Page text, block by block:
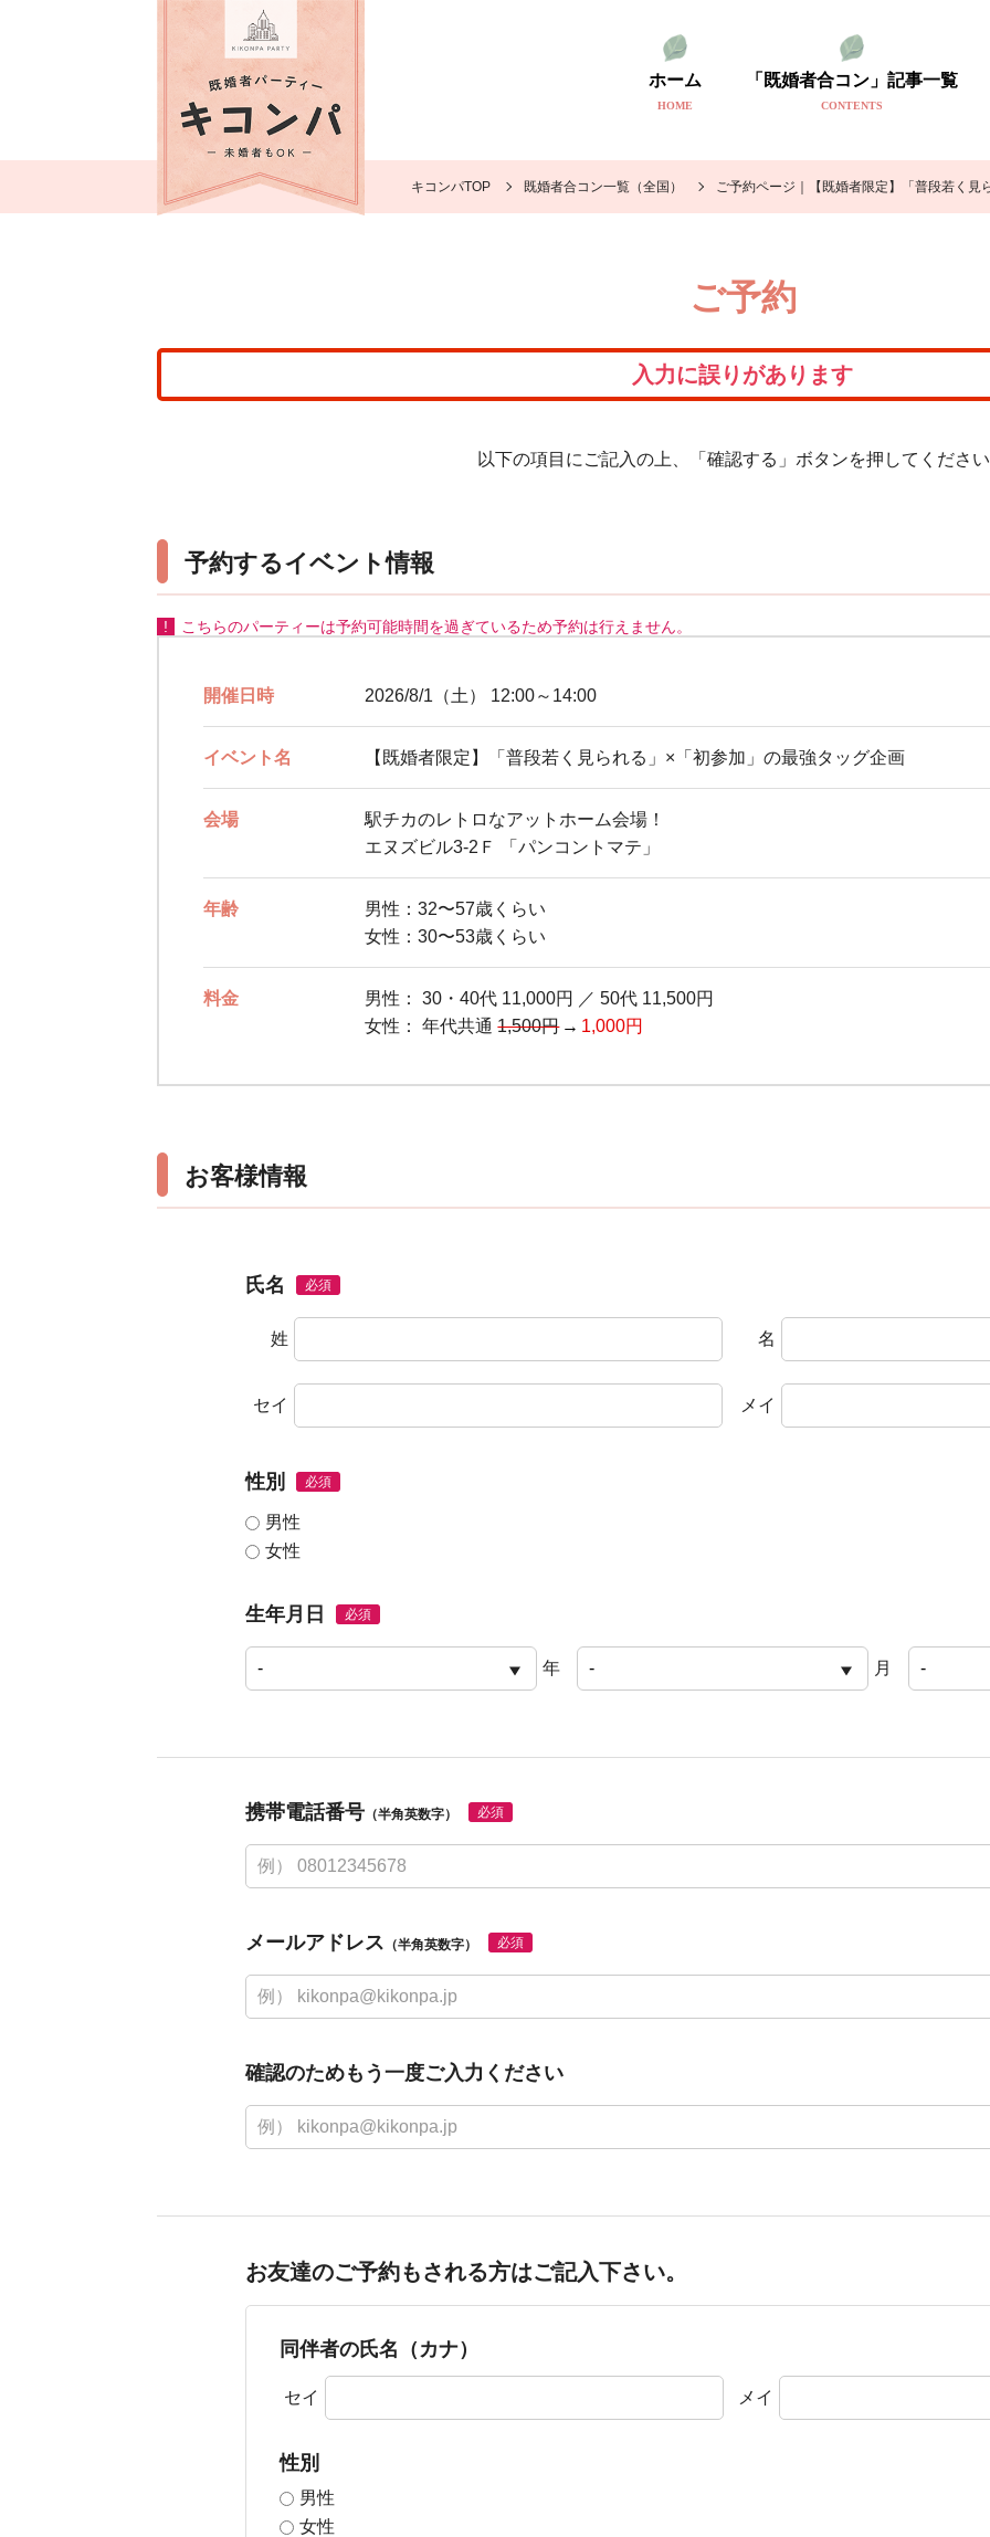
ホーム
HOME
「既婚者合コン」記事一覧
CONTENTS
キコンパTOP 既婚者合コン一覧（全国） ご予約ページ｜【既婚者限定】「普段若く
ご予約
入力に誤りがあります
以下の項目にご記入の上、「確認する」ボタンを押してくださ
予約するイベント情報
こちらのパーティーは予約可能時間を過ぎているため予約は行えません。
開催日時 2026/8/1（土） 12:00～14:00
イベント名 【既婚者限定】「普段若く見られる」×「初参加」の最強タッグ企画
会場
駅チカのレトロなアットホーム会場！
エヌズビル3-2Ｆ 「パンコントマテ」
年齢
男性：32〜57歳くらい
女性：30〜53歳くらい
料金 男性： 30・40代 11,000円 ／ 50代 11,500円
女性：
年代共通1,500円 1,000円
お客様情報
氏名 必須
姓 名
セイ メイ
性別 必須
男性
女性
生年月日 必須
年 月
携帯電話番号 （半角英数字） 必須
メールアドレス （半角英数字） 必須
確認のためもう一度ご入力ください
お友達のご予約もされる方はご記入下さい。
同伴者の氏名（カナ）
セイ メイ
性別
男性
女性